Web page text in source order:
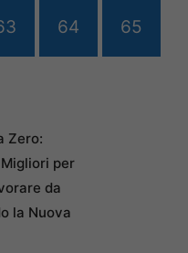
64 65
Zero:
per
da
la Nuova